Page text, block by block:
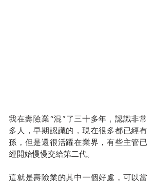
我在壽險業“混”了三十多年，認識非常
多人，早期認識的，現在很多都已經有
孫，但是還很活躍在業界，有些主管已
經開始慢慢交給第二代。
這就是壽險業的其中一個好處，可以當